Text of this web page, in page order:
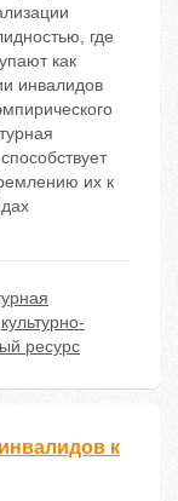
где
как
инвалидов
их к
культурно-
ресурс
к